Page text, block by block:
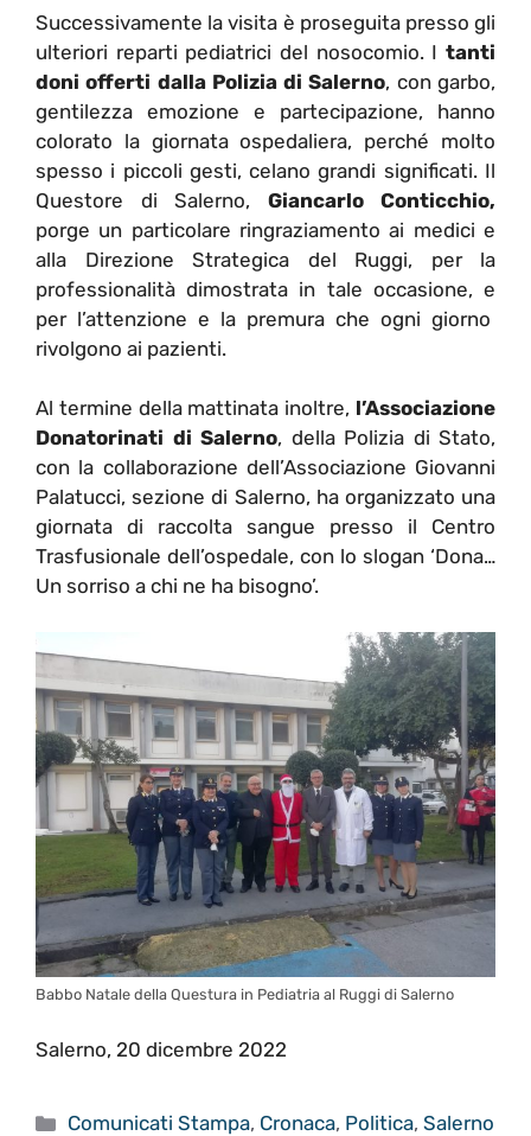
Successivamente la visita è proseguita presso gli
ulteriori reparti pediatrici del nosocomio. I tanti
doni offerti dalla Polizia di Salerno, con garbo,
gentilezza emozione e partecipazione, hanno
colorato la giornata ospedaliera, perché molto
spesso i piccoli gesti, celano grandi significati. Il
Questore di Salerno, Giancarlo Conticchio,
porge un particolare ringraziamento ai medici e
alla Direzione Strategica del Ruggi, per la
professionalità dimostrata in tale occasione, e
per l’attenzione e la premura che ogni giorno
rivolgono ai pazienti.
Al termine della mattinata inoltre, l’Associazione
Donatorinati di Salerno, della Polizia di Stato,
con la collaborazione dell’Associazione Giovanni
Palatucci, sezione di Salerno, ha organizzato una
giornata di raccolta sangue presso il Centro
Trasfusionale dell’ospedale, con lo slogan ‘Dona…
Un sorriso a chi ne ha bisogno’.
Babbo Natale della Questura in Pediatria al Ruggi di Salerno
Salerno, 20 dicembre 2022
Categorie
Comunicati Stampa, Cronaca, Politica,Salerno